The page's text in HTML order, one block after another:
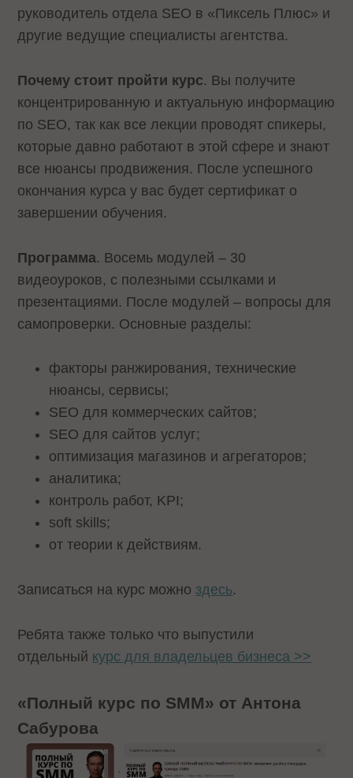
руководитель отдела SEO в «Пиксель Плюс» и
другие ведущие специалисты агентства.
Почему стоит пройти курс. Вы получите
концентрированную и актуальную информацию
по SEO, так как все лекции проводят спикеры,
которые давно работают в этой сфере и знают
все нюансы продвижения. После успешного
окончания курса у вас будет сертификат о
завершении обучения.
Программа. Восемь модулей – 30
видеоуроков, с полезными ссылками и
презентациями. После модулей – вопросы для
самопроверки. Основные разделы:
факторы ранжирования, технические
нюансы, сервисы;
SEO для коммерческих сайтов;
SEO для сайтов услуг;
оптимизация магазинов и агрегаторов;
аналитика;
контроль работ, KPI;
soft skills;
от теории к действиям.
Записаться на курс можно здесь.
Ребята также только что выпустили
отдельный курс для владельцев бизнеса >>
«Полный курс по SMM» от Антона
Сабурова